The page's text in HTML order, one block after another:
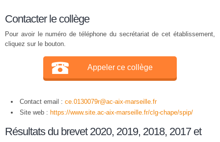
Contacter le collège
Pour avoir le numéro de téléphone du secrétariat de cet établissement,
cliquez sur le bouton.
Appeler ce collège
Contact email : ce.0130079r@ac-aix-marseille.fr
Site web : https://www.site.ac-aix-marseille.fr/clg-chape/spip/
Résultats du brevet 2020, 2019, 2018, 2017 et